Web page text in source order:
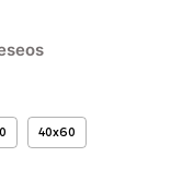
40x60